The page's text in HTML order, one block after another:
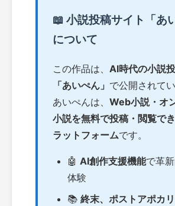
📖 小説投稿サイト「あ
について
この作品は、 AI時代の小説
「あいぺん」 で公開されてい
あいぺんは、 Web小説・オ
小説を無料で投稿・閲覧で
ラットフォームです。
🤖 AI創作支援機能で革
体験
📚 終末、ポストアポカ